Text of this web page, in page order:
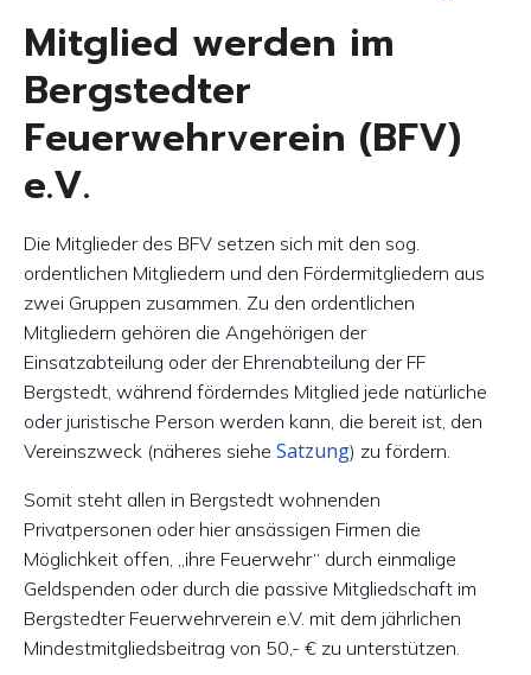
Mitglied werden im
Bergstedter
Feuerwehrverein (BFV)
e.V.
Die Mitglieder des BFV setzen sich mit den sog.
ordentlichen Mitgliedern und den Fördermitgliedern aus
zwei Gruppen zusammen. Zu den ordentlichen
Mitgliedern gehören die Angehörigen der
Einsatzabteilung oder der Ehrenabteilung der FF
Bergstedt, während förderndes Mitglied jede natürliche
oder juristische Person werden kann, die bereit ist, den
Vereinszweck (näheres siehe Satzung) zu fördern.
Somit steht allen in Bergstedt wohnenden
Privatpersonen oder hier ansässigen Firmen die
Möglichkeit offen, „ihre Feuerwehr“ durch einmalige
Geldspenden oder durch die passive Mitgliedschaft im
Bergstedter Feuerwehrverein e.V. mit dem jährlichen
Mindestmitgliedsbeitrag von 50,- € zu unterstützen.